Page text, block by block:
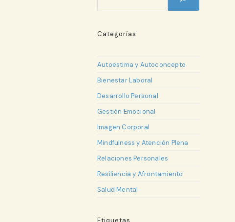
Categorías
Autoestima y Autoconcepto
Bienestar Laboral
Desarrollo Personal
Gestión Emocional
Imagen Corporal
Mindfulness y Atención Plena
Relaciones Personales
Resiliencia y Afrontamiento
Salud Mental
Etiquetas